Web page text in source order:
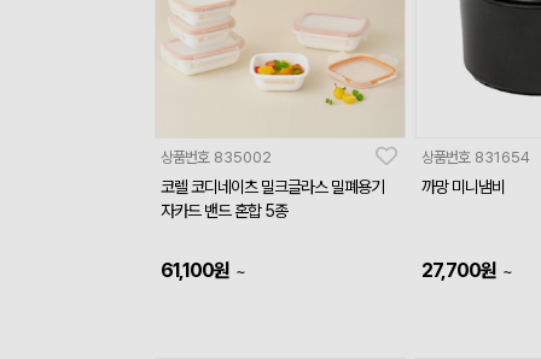
상품번호 835002
코렐 코디네이츠 밀크글라스 밀폐용기
자카드 밴드 혼합 5종
61,100원 ~
상품번호 831654
까망 미니냄비
27,700원 ~